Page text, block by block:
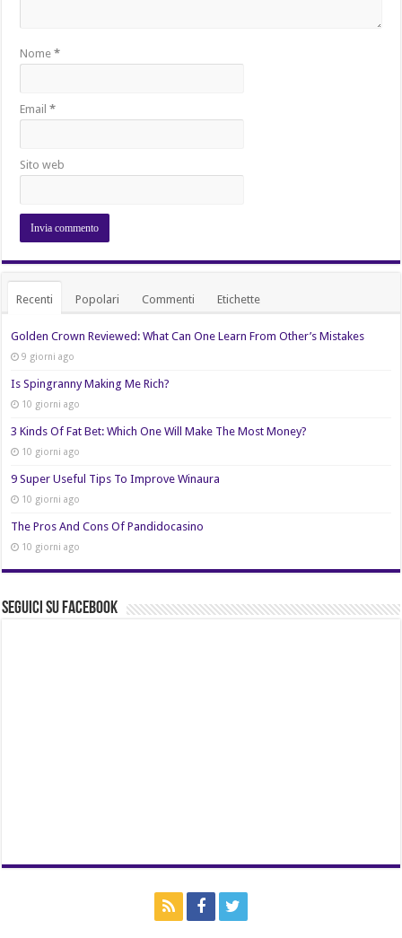
Nome*
Email*
Sito web
Recenti Popolari Commenti Etichette
Golden Crown Reviewed: What Can One Learn From Other’s Mistakes
9 giorni ago
Is Spingranny Making Me Rich?
10 giorni ago
3 Kinds Of Fat Bet: Which One Will Make The Most Money?
10 giorni ago
9 Super Useful Tips To Improve Winaura
10 giorni ago
The Pros And Cons Of Pandidocasino
10 giorni ago
Seguici su Facebook